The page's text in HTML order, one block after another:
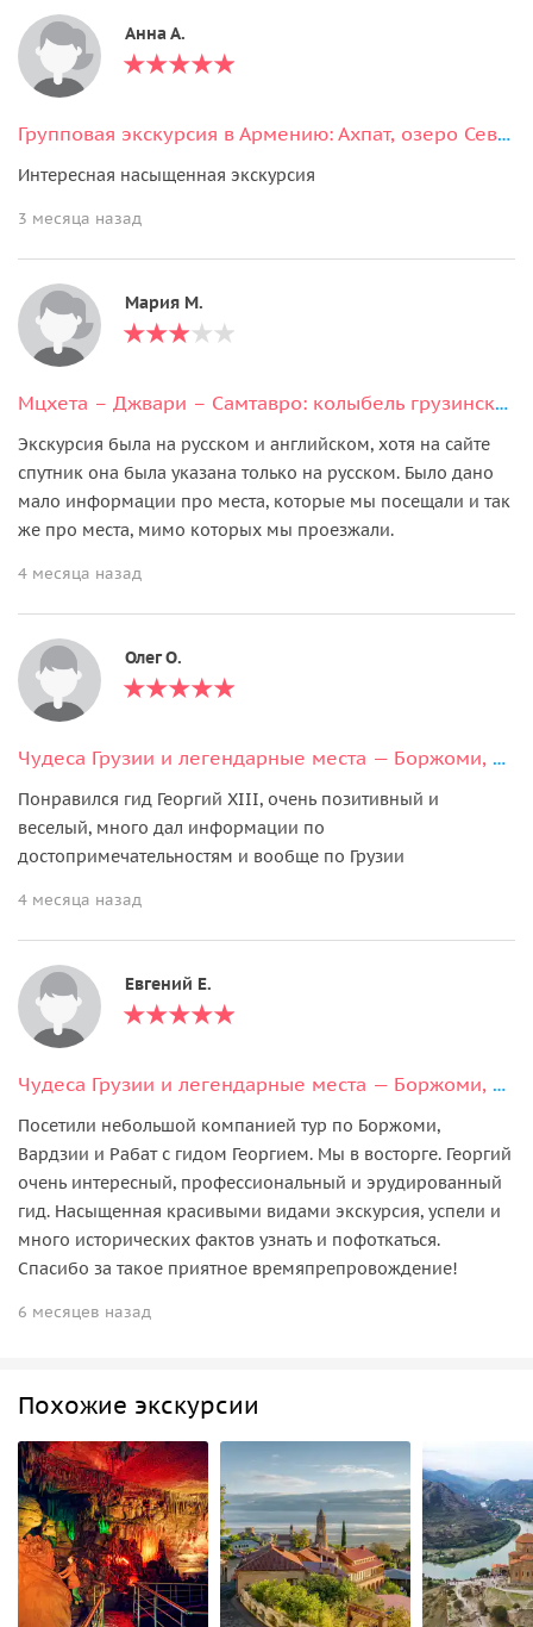
Анна А.
Групповая экскурсия в Армению: Ахпат, озеро Севан и Ереванский Каскад
Интересная насыщенная экскурсия
3 месяца назад
Мария М.
Мцхета – Джвари – Самтавро: колыбель грузинского христианства
Экскурсия была на русском и английском, хотя на сайте
спутник она была указана только на русском. Было дано
мало информации про места, которые мы посещали и так
же про места, мимо которых мы проезжали.
4 месяца назад
Олег О.
Чудеса Грузии и легендарные места — Боржоми, Рабат, Вардзия
Понравился гид Георгий XIII, очень позитивный и
веселый, много дал информации по
достопримечательностям и вообще по Грузии
4 месяца назад
Евгений Е.
Чудеса Грузии и легендарные места — Боржоми, Рабат, Вардзия
Посетили небольшой компанией тур по Боржоми,
Вардзии и Рабат с гидом Георгием. Мы в восторге. Георгий
очень интересный, профессиональный и эрудированный
гид. Насыщенная красивыми видами экскурсия, успели и
много исторических фактов узнать и пофоткаться.
Спасибо за такое приятное времяпрепровождение!
6 месяцев назад
Похожие экскурсии